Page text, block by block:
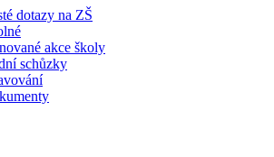
dotazy na ZŠ
akce školy
schůzky